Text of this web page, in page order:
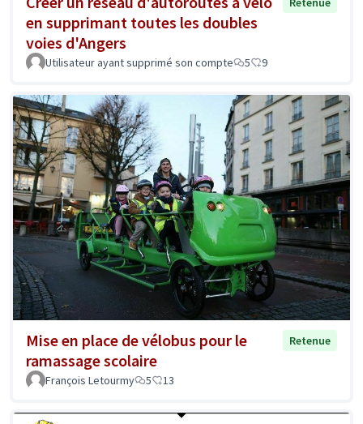
en supprimant toutes les doubles
voies d'Angers
Utilisateur ayant supprimé son compte 5 9
Mise en place de vélobus pour le
ramassage scolaire
Retenue
François Letourmy 5 13